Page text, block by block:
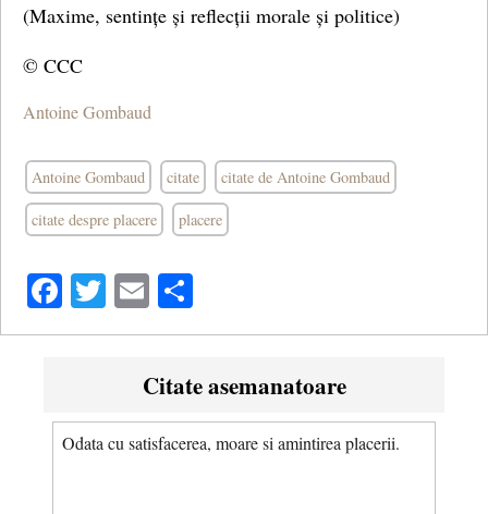
(Maxime, sentințe și reflecții morale și politice)
© CCC
Antoine Gombaud
Antoine Gombaud citate citate de Antoine Gombaud
citate despre placere placere
Facebook
Twitter
Email
Citate asemanatoare
Odata cu satisfacerea, moare si amintirea placerii.